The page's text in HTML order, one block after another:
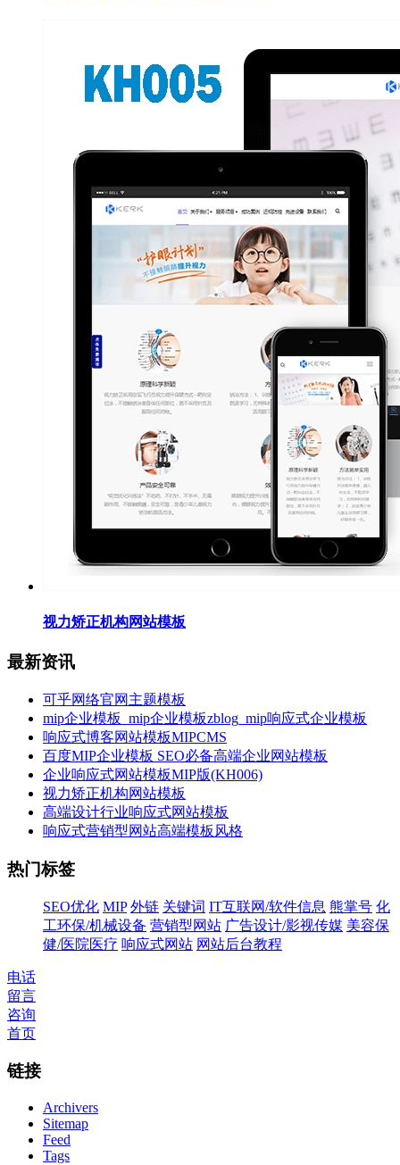
视力矫正机构网站模板
最新资讯
可乎网络官网主题模板
mip企业模板_mip企业模板zblog_mip响应式企业模板
响应式博客网站模板MIPCMS
百度MIP企业模板 SEO必备高端企业网站模板
企业响应式网站模板MIP版(KH006)
视力矫正机构网站模板
高端设计行业响应式网站模板
响应式营销型网站高端模板风格
热门标签
SEO优化 MIP 外链 关键词 IT互联网/软件信息 熊掌号 化
工环保/机械设备 营销型网站 广告设计/影视传媒 美容保
健/医院医疗 响应式网站 网站后台教程
电话
留言
咨询
首页
链接
Archivers
Sitemap
Feed
Tags